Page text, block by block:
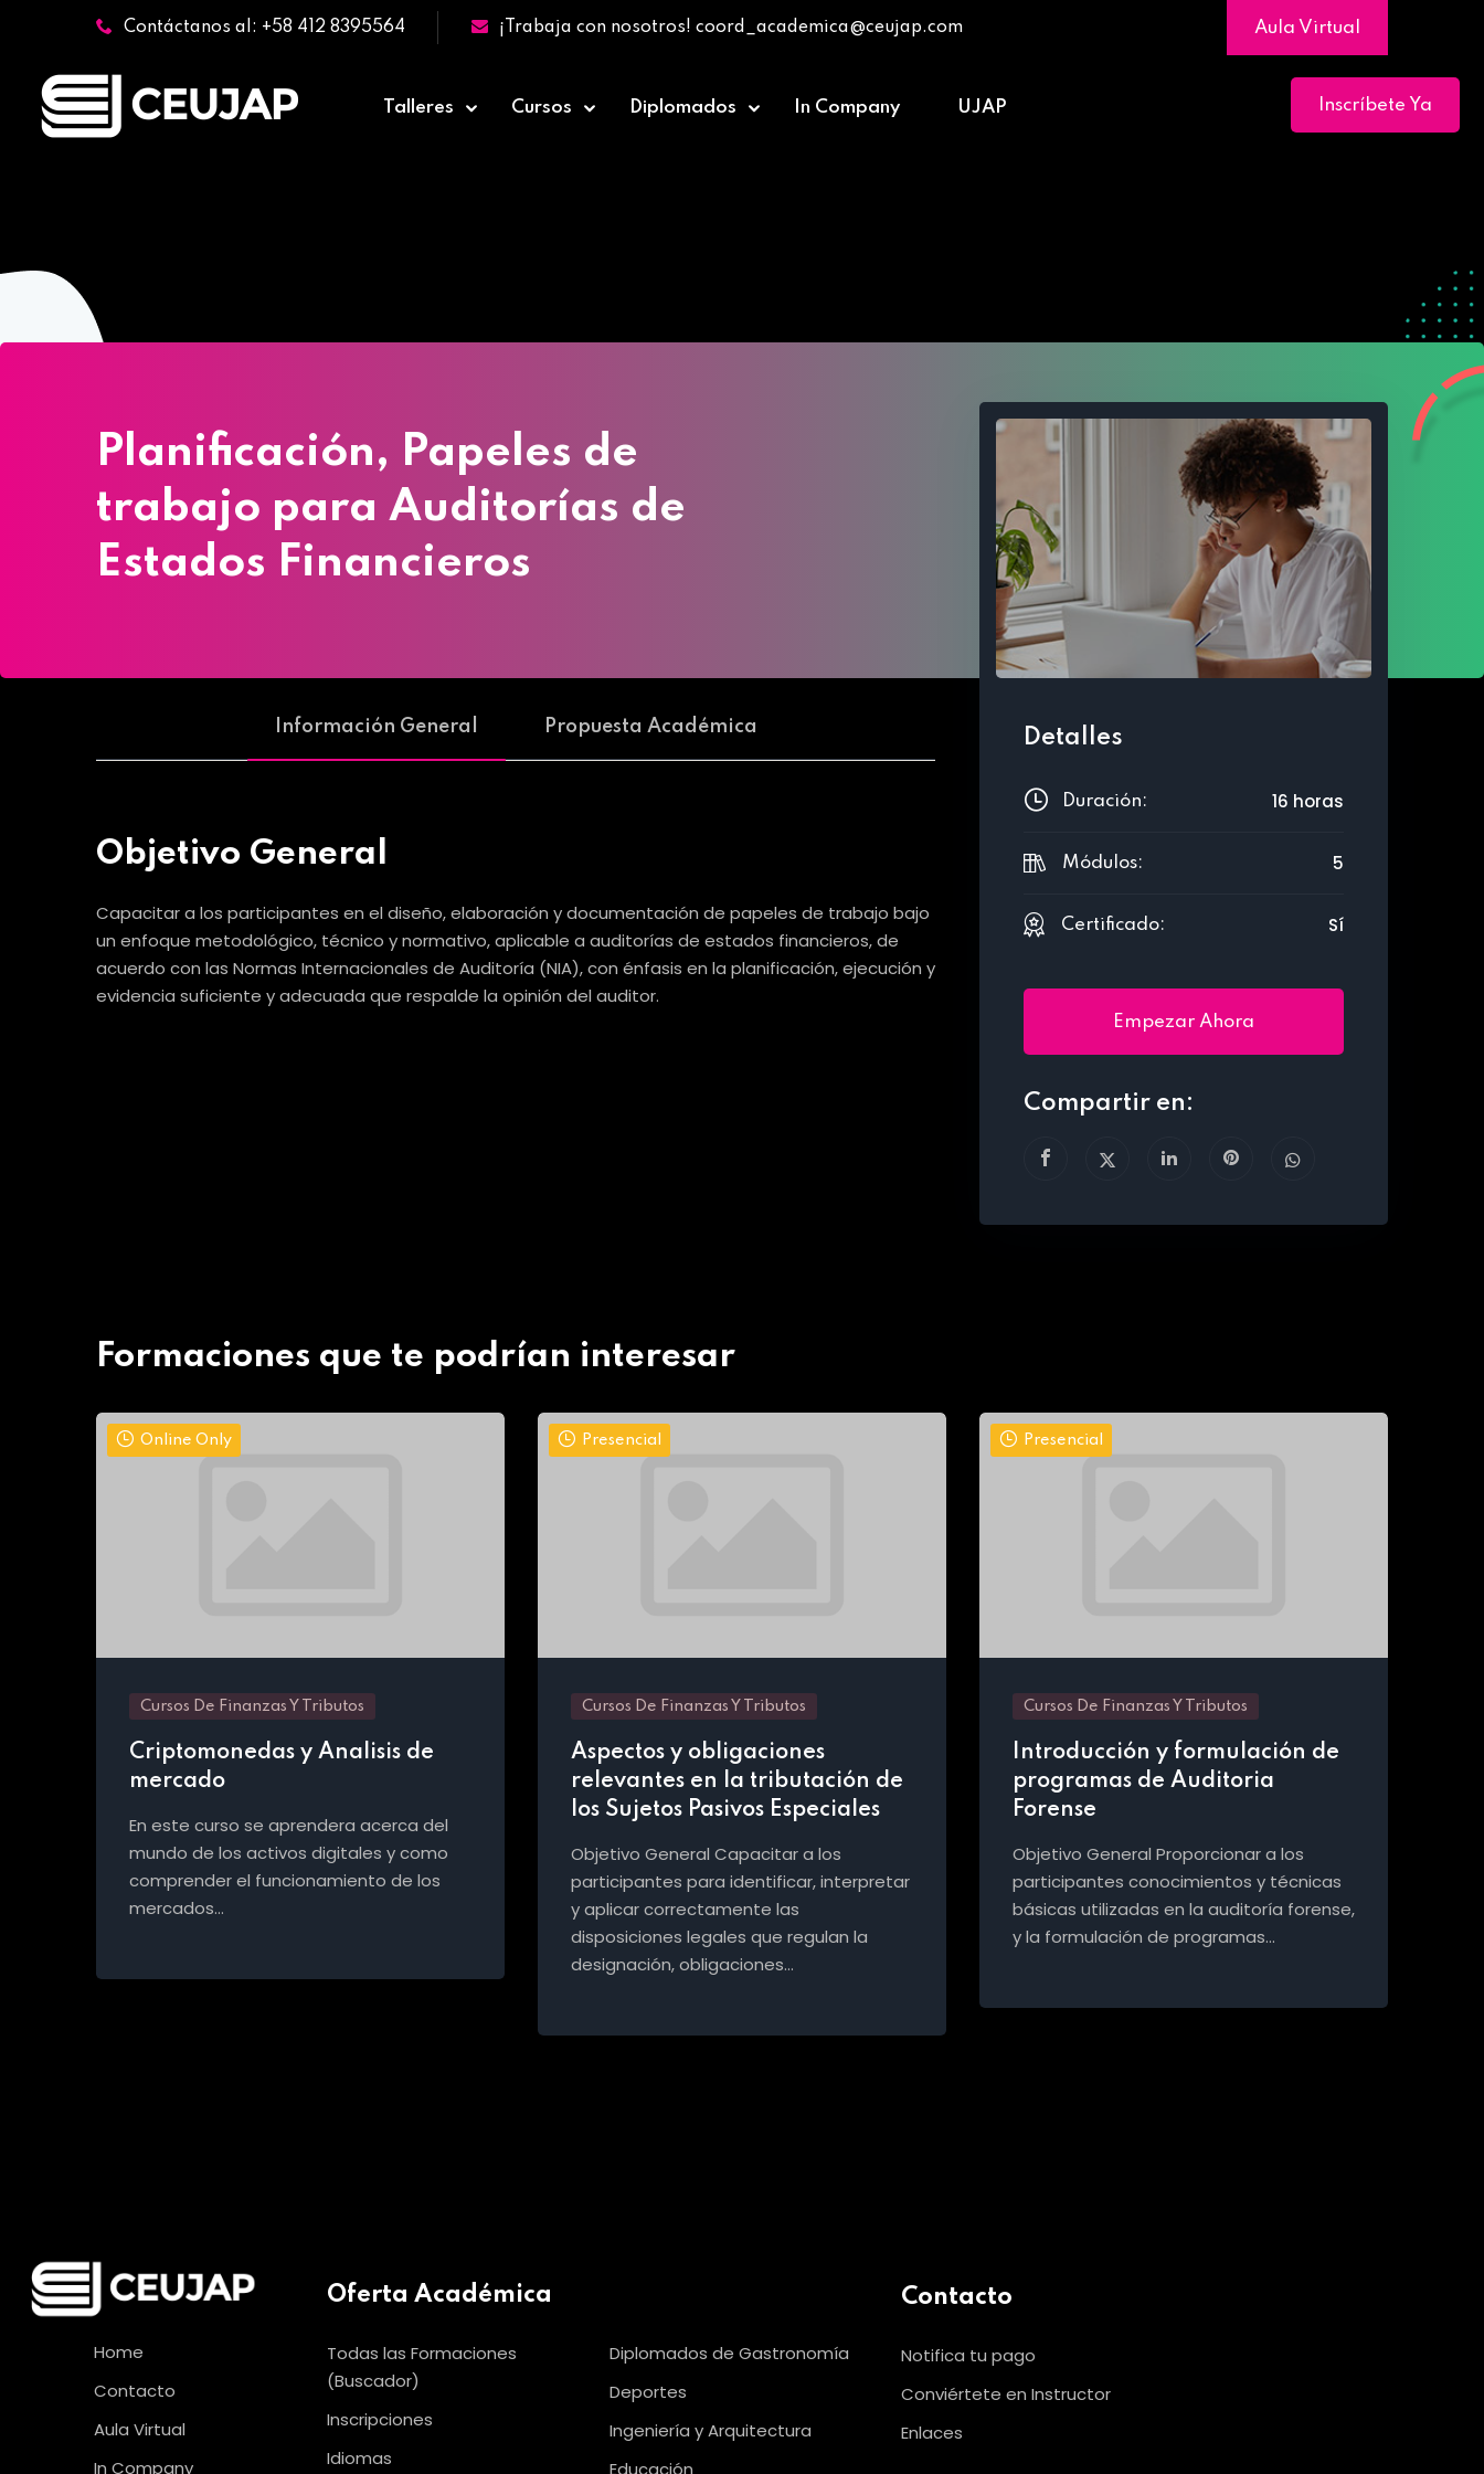
Contáctanos al: +58 412 8395564 ¡Trabaja con nosotros! coord_academica@ceujap.com Aula Virtual
Talleres Cursos Diplomados In Company UJAP Inscríbete Ya
Planificación, Papeles de
trabajo para Auditorías de
Estados Financieros
Información General Propuesta Académica
Objetivo General
Capacitar a los participantes en el diseño, elaboración y documentación de papeles de trabajo bajo
un enfoque metodológico, técnico y normativo, aplicable a auditorías de estados financieros, de
acuerdo con las Normas Internacionales de Auditoría (NIA), con énfasis en la planificación, ejecución y
evidencia suficiente y adecuada que respalde la opinión del auditor.
Detalles
Duración: 16 horas
Módulos: 5
Certificado: Sí
Empezar Ahora
Compartir en:
Formaciones que te podrían interesar
Online Only
Cursos De Finanzas Y Tributos
Criptomonedas y Analisis de
mercado
En este curso se aprendera acerca del
mundo de los activos digitales y como
comprender el funcionamiento de los
mercados…
Presencial
Cursos De Finanzas Y Tributos
Aspectos y obligaciones
relevantes en la tributación de
los Sujetos Pasivos Especiales
Objetivo General Capacitar a los
participantes para identificar, interpretar
y aplicar correctamente las
disposiciones legales que regulan la
designación, obligaciones…
Presencial
Cursos De Finanzas Y Tributos
Introducción y formulación de
programas de Auditoria
Forense
Objetivo General Proporcionar a los
participantes conocimientos y técnicas
básicas utilizadas en la auditoría forense,
y la formulación de programas…
Home
Contacto
Aula Virtual
In Company
Oferta Académica
Todas las Formaciones
(Buscador)
Inscripciones
Idiomas
Diplomados de Gastronomía
Deportes
Ingeniería y Arquitectura
Educación
Contacto
Notifica tu pago
Conviértete en Instructor
Enlaces